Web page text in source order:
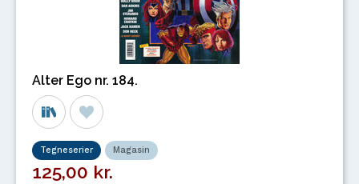
Alter Ego nr. 184.
Tegneserier Magasin
125,00 kr.